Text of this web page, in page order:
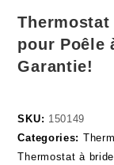
Thermostat
pour Poêle
Garantie!
SKU: 150149
Categories:
Thermostat à